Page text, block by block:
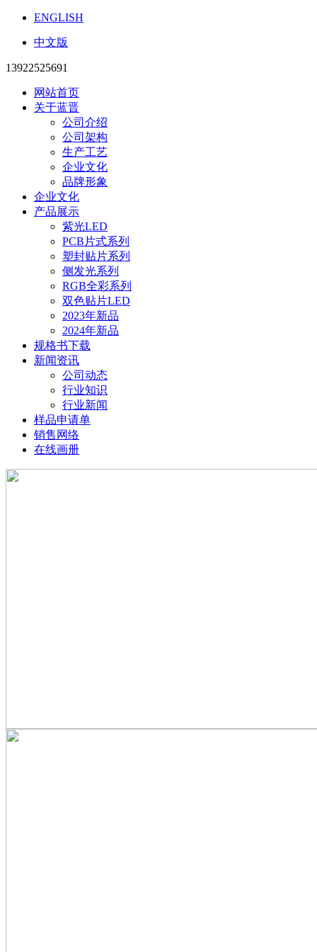
ENGLISH
中文版
13922525691
网站首页
关于蓝晋
公司介绍
公司架构
生产工艺
企业文化
品牌形象
企业文化
产品展示
紫光LED
PCB片式系列
塑封贴片系列
侧发光系列
RGB全彩系列
双色贴片LED
2023年新品
2024年新品
规格书下载
新闻资讯
公司动态
行业知识
行业新闻
样品申请单
销售网络
在线画册